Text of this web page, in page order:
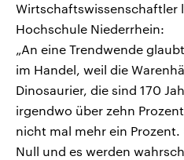
Wirtschaftswissenschaftler
Hochschule Niederrhein:
„An eine Trendwende
im Handel, weil die
Dinosaurier, die sind 170
irgendwo über zehn
nicht mal mehr ein
Null und es werden